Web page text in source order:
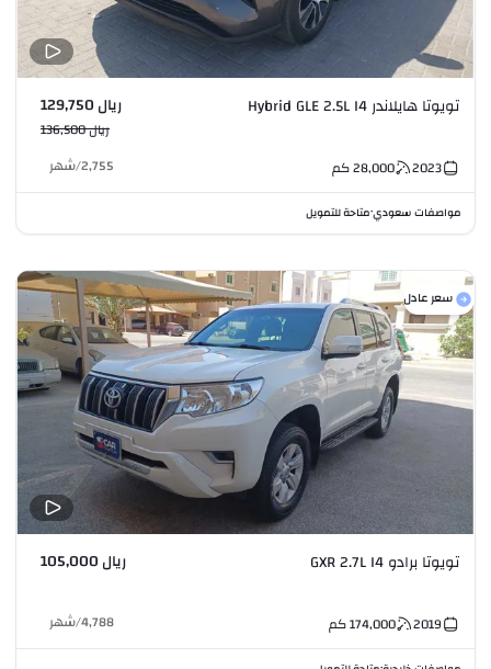
تويوتا هايلاندر Hybrid GLE 2.5L I4 ريال 129,750
ريال 136,500
2023
28,000كم 2,755
/شهر
مواصفات سعودي•متاحة للتمويل
سعر عادل
تويوتا برادو GXR 2.7L I4 ريال 105,000
2019
174,000كم 4,788
/شهر